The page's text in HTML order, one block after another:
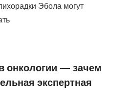
Эбола могут
онкологии — зачем
экспертная